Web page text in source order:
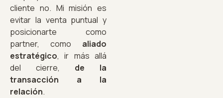
cliente no. Mi misión es
evitar la venta puntual y
posicionarte como
partner, como aliado
estratégico, ir más allá
del cierre, de la
transacción a la
relación.